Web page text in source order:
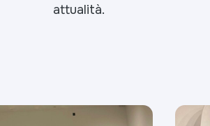
attualità.